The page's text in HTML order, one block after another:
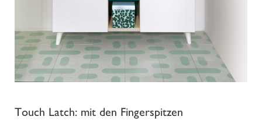
Touch Latch: mit den Fingerspitzen